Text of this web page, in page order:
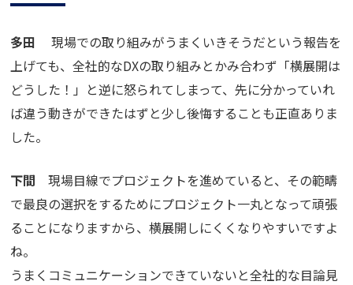
多田 現場での取り組みがうまくいきそうだという報告を
上げても、全社的なDXの取り組みとかみ合わず「横展開は
どうした！」と逆に怒られてしまって、先に分かっていれ
ば違う動きができたはずと少し後悔することも正直ありま
した。
下間 現場目線でプロジェクトを進めていると、その範疇
で最良の選択をするためにプロジェクト一丸となって頑張
ることになりますから、横展開しにくくなりやすいですよ
ね。
うまくコミュニケーションできていないと全社的な目論見